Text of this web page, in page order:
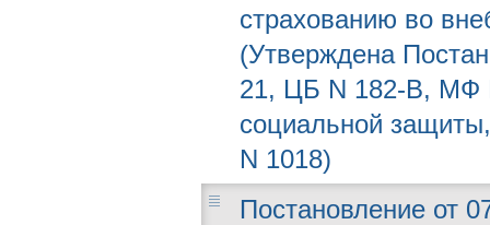
страхованию во
(Утверждена
21, ЦБ N 182-В, МФ
социальной
N 1018)
Постановление от